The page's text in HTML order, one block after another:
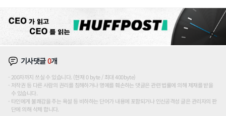
기사댓글0개
200자까지 쓰실 수 있습니다. (현재 0 byte / 최대 400byte)
저작권 등 다른 사람의 권리를 침해하거나 명예를 훼손하는 댓글은 관련 법률에 의해 제재를 받을
수 있습니다.
타인에게 불쾌감을 주는 욕설 등 비하하는 단어가 내용에 포함되거나 인신공격성 글은 관리자의 판
단에 의해 삭제 합니다.